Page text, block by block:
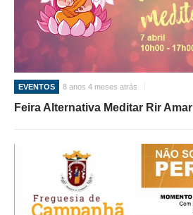
EVENTOS 8 anos 4 meses atrás
Feira Alternativa Meditar Rir Amar